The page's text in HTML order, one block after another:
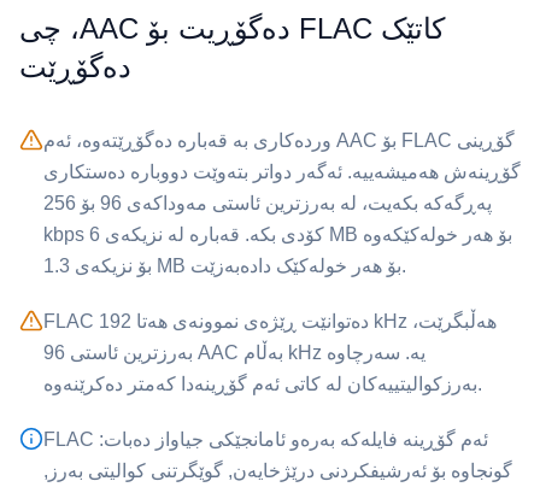
کاتێک ⁦FLAC⁩ دەگۆڕیت بۆ ⁦AAC⁩، چی
دەگۆڕێت
گۆڕینی ⁦FLAC⁩ بۆ ⁦AAC⁩ وردەکاری بە قەبارە دەگۆڕێتەوە، ئەم
گۆڕینەش هەمیشەییە. ئەگەر دواتر بتەوێت دووبارە دەستکاری
پەڕگەکە بکەیت، لە بەرزترین ئاستی مەوداکەی 96 بۆ 256
kbps کۆدی بکە. قەبارە لە نزیکەی 6 MB بۆ هەر خولەکێکەوە
بۆ نزیکەی 1.3 MB بۆ هەر خولەکێک دادەبەزێت.
بەڵام ⁦AAC⁩ بەرزترین ئاستی 96 kHz یە. سەرچاوە
بەرزکوالیتییەکان لە کاتی ئەم گۆڕینەدا کەمتر دەکرێنەوە.
گونجاوە بۆ ئەرشیفکردنی درێژخایەن, گوێگرتنی کوالیتی بەرز,